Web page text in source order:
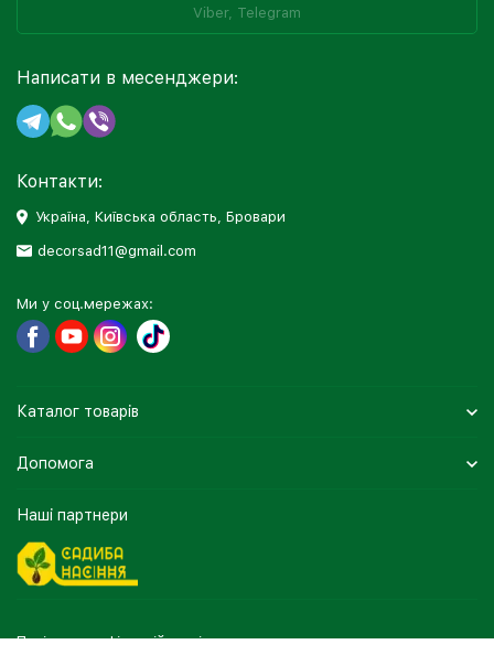
Viber, Telegram
Написати в месенджери:
Контакти:
Україна, Київська область, Бровари
decorsad11@gmail.com
Ми у соц.мережах:
Каталог товарів
Допомога
Наші партнери
Політика конфіденційності